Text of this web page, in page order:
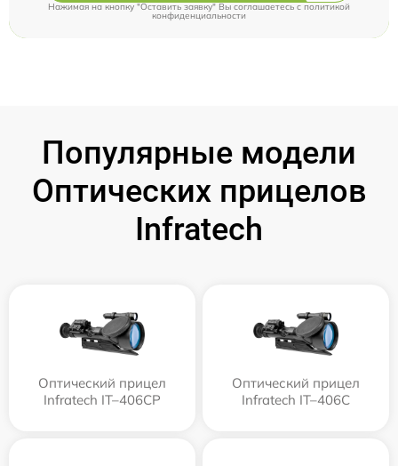
Нажимая на кнопку "Оставить заявку" Вы соглашаетесь c политикой
конфиденциальности
Популярные модели
Оптических прицелов
Infratech
Оптический прицел
Infratech IT–406СP
Оптический прицел
Infratech IT–406С